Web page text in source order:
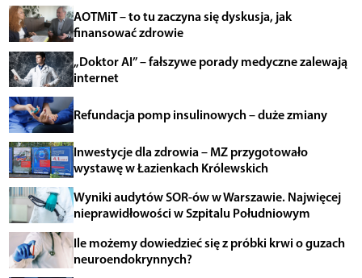
AOTMiT – to tu zaczyna się dyskusja, jak
finansować zdrowie
„Doktor AI” – fałszywe porady medyczne zalewają
internet
Refundacja pomp insulinowych – duże zmiany
Inwestycje dla zdrowia – MZ przygotowało
wystawę w Łazienkach Królewskich
Wyniki audytów SOR-ów w Warszawie. Najwięcej
nieprawidłowości w Szpitalu Południowym
Ile możemy dowiedzieć się z próbki krwi o guzach
neuroendokrynnych?